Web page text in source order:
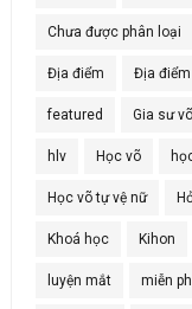
Chưa được phân loại
Địa điểm Địa
featured Gia sư
hlv Học võ
Học võ tự vệ nữ
Khoá học Kihon
luyện mắt miễn